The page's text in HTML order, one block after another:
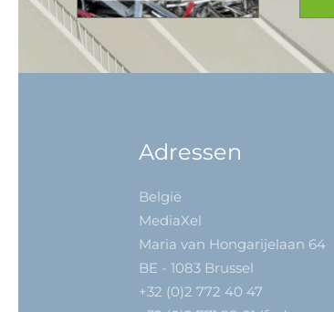
Adressen
België
MediaXel
Maria van Hongarijelaan 64
BE - 1083 Brussel
+32 (0)2 772 40 47